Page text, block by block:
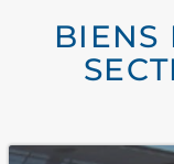
BIENS